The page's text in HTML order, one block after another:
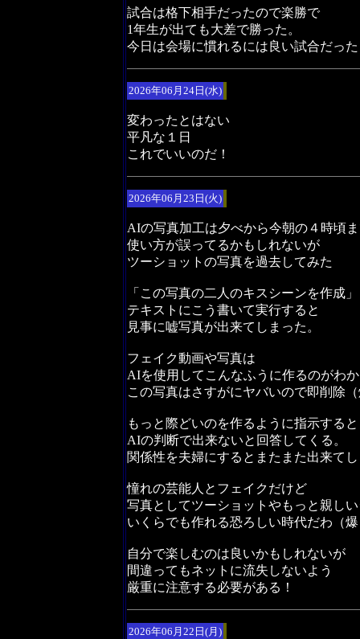
試合は格下相手だったので楽勝で
1年生が出ても大差で勝った。
今日は会場に慣れるには良い試合だっ
2026年06月24日(水)
変わったとはない
平凡な１日
これでいいのだ！
2026年06月23日(火)
AIの写真加工は夕べから今朝の４時頃
使い方が誤ってるかもしれないが
ツーショットの写真を過去してみた
「この写真の二人のキスシーンを作成」
テキストにこう書いて実行すると
見事に嘘写真が出来てしまった。
フェイク動画や写真は
AIを使用してこんなふうに作るのがわ
この写真はさすがにヤバいので即削除
もっと際どいのを作るように指示すると
AIの判断で出来ないと回答してくる。
関係性を夫婦にするとまたまた出来て
憧れの芸能人とフェイクだけど
写真としてツーショットやもっと親し
いくらでも作れる恐ろしい時代だわ（
自分で楽しむのは良いかもしれないが
間違ってもネットに流失しないよう
厳重に注意する必要がある！
2026年06月22日(月)